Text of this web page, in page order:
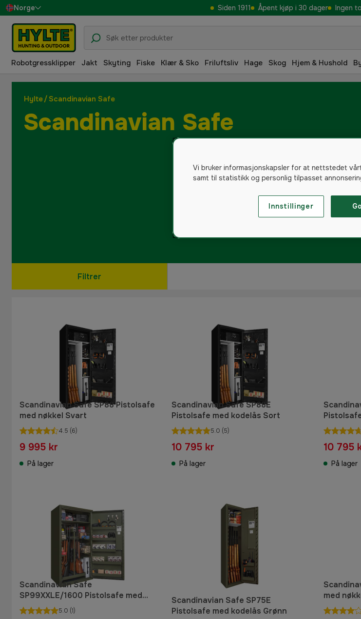
Norge
Sverige
Danmark
Suomi
Siden 1911 Åpent kjøp i 30 dager Ingen
Robotgressklipper Jakt Skyting Fiske Klær & Sko Friluftsliv Hage Skog Hjem & Hushold
Hylte/ Scandinavian Safe
Scandinavian Safe
Filtrer
Scandinavian Safe SP88 Pistolsafe
med nøkkel Svart
4.5 (6)
9 995 kr
På lager
Scandinavian Safe SP88E
Pistolsafe med kodelås Sort
5.0 (5)
10 795 kr
På lager
10 795
På lager
Scandinavian Safe
SP99XXLE/1600 Pistolsafe med
kodelås og pistolvogn Grønn
5.0 (1)
Scandinavian Safe SP75E
Pistolsafe med kodelås Grønn
med
Vi bruker informasjonskapsler for at nettstedet
samt til statistikk og personlig tilpasset
Innstillinger